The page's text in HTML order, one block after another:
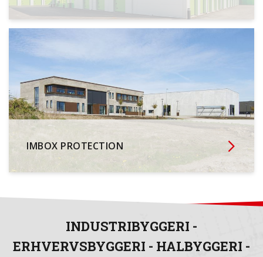
IMBOX PROTECTION
INDUSTRIBYGGERI -
ERHVERVSBYGGERI - HALBYGGERI -